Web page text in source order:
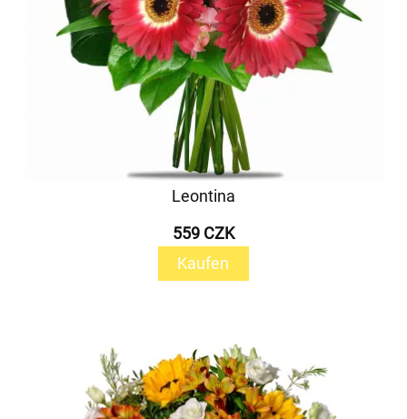
Leontina
559 CZK
Kaufen